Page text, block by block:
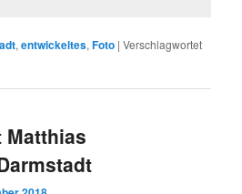
,entwickeltes,Foto |Verschlagwortet
Matthias